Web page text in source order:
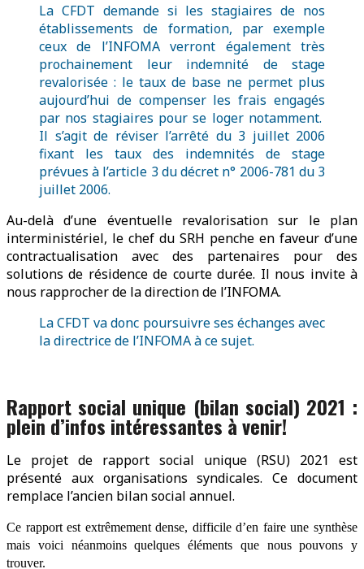
La CFDT demande si les stagiaires de nos
établissements de formation, par exemple
ceux de l’INFOMA verront également très
prochainement leur indemnité de stage
revalorisée : le taux de base ne permet plus
aujourd’hui de compenser les frais engagés
par nos stagiaires pour se loger notamment.
Il s’agit de réviser l’arrêté du 3 juillet 2006
fixant les taux des indemnités de stage
prévues à l’article 3 du décret n° 2006-781 du 3
juillet 2006.
Au-delà d’une éventuelle revalorisation sur le plan
interministériel, le chef du SRH penche en faveur d’une
contractualisation avec des partenaires pour des
solutions de résidence de courte durée. Il nous invite à
nous rapprocher de la direction de l’INFOMA.
La CFDT va donc poursuivre ses échanges avec
la directrice de l’INFOMA à ce sujet.
Rapport social unique (bilan social) 2021 :
plein d’infos intéressantes à venir!
Le projet de rapport social unique (RSU) 2021 est
présenté aux organisations syndicales. Ce document
remplace l’ancien bilan social annuel.
Ce rapport est extrêmement dense, difficile d’en faire une synthèse
mais voici néanmoins quelques éléments que nous pouvons y
trouver.